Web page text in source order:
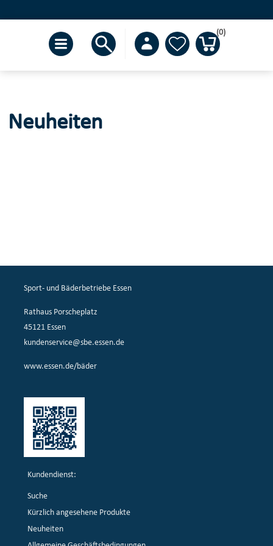
(0)
Neuheiten
Sport- und Bäderbetriebe Essen
Rathaus Porscheplatz
45121 Essen
kundenservice@sbe.essen.de
www.essen.de/bäder
Kundendienst:
Suche
Kürzlich angesehene Produkte
Neuheiten